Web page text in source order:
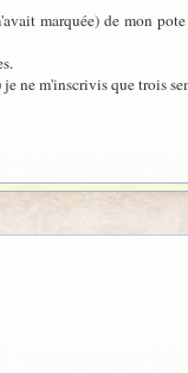
marquée) de mon
ne m'inscrivis que trois